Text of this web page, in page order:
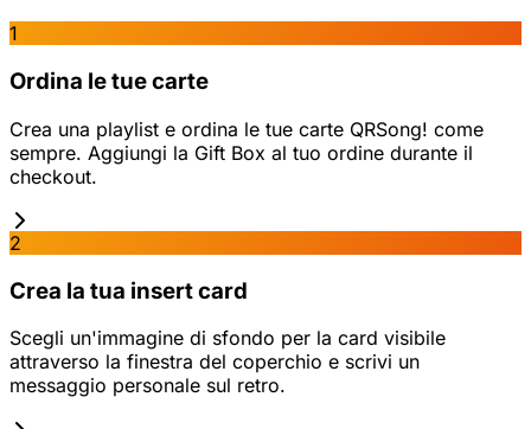
1
Ordina le tue carte
Crea una playlist e ordina le tue carte QRSong! come
sempre. Aggiungi la Gift Box al tuo ordine durante il
checkout.
2
Crea la tua insert card
Scegli un'immagine di sfondo per la card visibile
attraverso la finestra del coperchio e scrivi un
messaggio personale sul retro.